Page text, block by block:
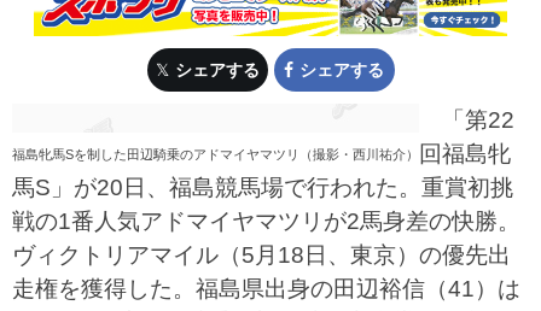
シェアする シェアする
福島牝馬Sを制した田辺騎乗のアドマイヤマツリ（撮影・西川祐介）
「第22
回福島牝
馬S」が20日、福島競馬場で行われた。重賞初挑
戦の1番人気アドマイヤマツリが2馬身差の快勝。
ヴィクトリアマイル（5月18日、東京）の優先出
走権を獲得した。福島県出身の田辺裕信（41）は